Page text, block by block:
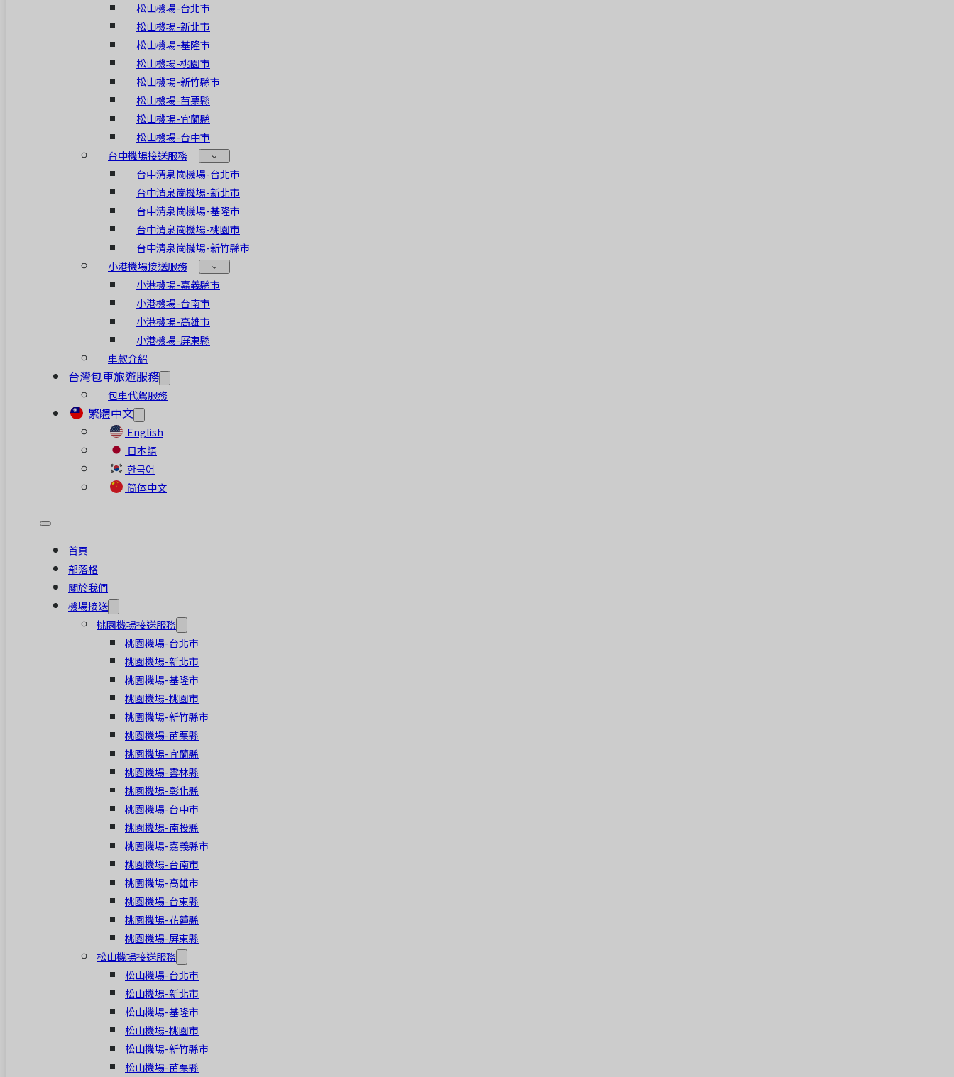
松山機場-台北市
松山機場-新北市
松山機場-基隆市
松山機場-桃園市
松山機場-新竹縣市
松山機場-苗栗縣
松山機場-宜蘭縣
松山機場-台中市
台中機場接送服務
台中清泉崗機場-台北市
台中清泉崗機場-新北市
台中清泉崗機場-基隆市
台中清泉崗機場-桃園市
台中清泉崗機場-新竹縣市
小港機場接送服務
小港機場-嘉義縣市
小港機場-台南市
小港機場-高雄市
小港機場-屏東縣
車款介紹
台灣包車旅遊服務
包車代駕服務
繁體中文
English
日本語
한국어
简体中文
首頁
部落格
關於我們
機場接送
桃園機場接送服務
桃園機場-台北市
桃園機場-新北市
桃園機場-基隆市
桃園機場-桃園市
桃園機場-新竹縣市
桃園機場-苗栗縣
桃園機場-宜蘭縣
桃園機場-雲林縣
桃園機場-彰化縣
桃園機場-台中市
桃園機場-南投縣
桃園機場-嘉義縣市
桃園機場-台南市
桃園機場-高雄市
桃園機場-台東縣
桃園機場-花蓮縣
桃園機場-屏東縣
松山機場接送服務
松山機場-台北市
松山機場-新北市
松山機場-基隆市
松山機場-桃園市
松山機場-新竹縣市
松山機場-苗栗縣